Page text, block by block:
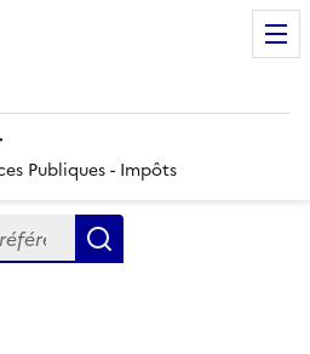
Publiques - Impôts
mots clés, partie du